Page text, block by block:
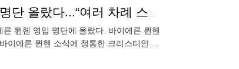
日 축구계 환호! ‘커리어 하이’ 특급 에이스, 바이에른 영입 명단 올랐다...“여러 차례 스카우트 파견, 이적료 최대 700억”
뮌헨 영입 명단에 올랐다. 바이에른 뮌헨
이에른 뮌헨 소식에 정통한 크리스티안 폴